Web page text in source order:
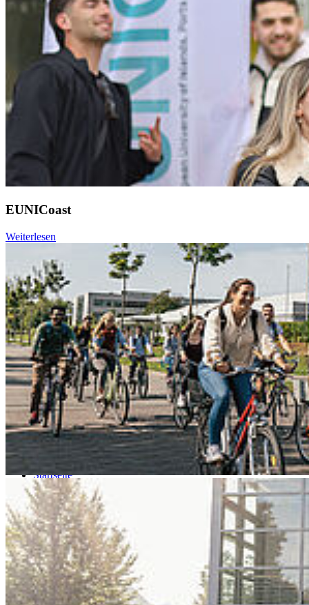
EUNICoast
Weiterlesen
Go to slide 1
Go to slide 2
Go to slide 3
Go to slide 4
Go to slide 5
Go to slide 6
Go to slide 7
Go to slide 8
Go to slide 9
Startseite
HOST
Im Portrait
Spitzensport
Hoch­schu­le des Spit­zen­sports
„Eine be­wuss­te Ent­schei­dung“